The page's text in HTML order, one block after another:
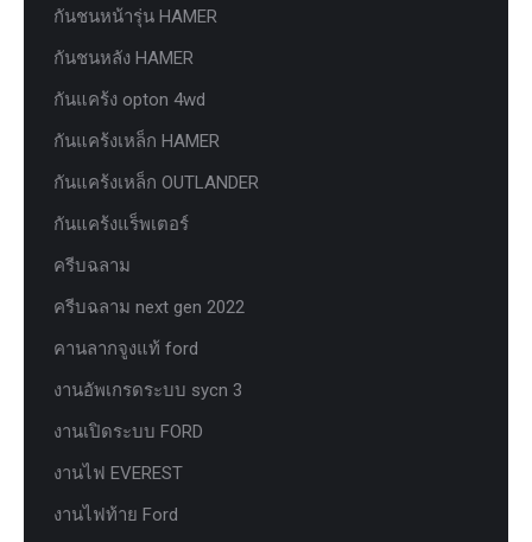
กันชนหน้ารุ่น HAMER
กันชนหลัง HAMER
กันแคร้ง opton 4wd
กันแคร้งเหล็ก HAMER
กันแคร้งเหล็ก OUTLANDER
กันแคร้งแร็พเตอร์
ครีบฉลาม
ครีบฉลาม next gen 2022
คานลากจูงแท้ ford
งานอัพเกรดระบบ sycn 3
งานเปิดระบบ FORD
งานไฟ EVEREST
งานไฟท้าย Ford